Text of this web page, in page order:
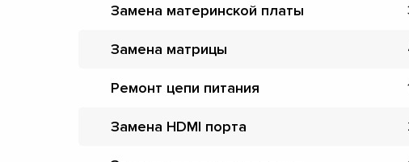
Замена материнской платы
Замена матрицы
Ремонт цепи питания
Замена HDMI порта